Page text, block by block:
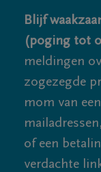
Blijf
(poging tot
meldingen
zogezegde
mom van
of een
verdachte